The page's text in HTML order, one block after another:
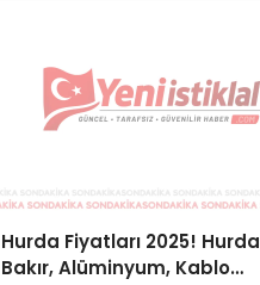
Hurda Fiyatları 2025! Hurda
Bakır, Alüminyum, Kablo